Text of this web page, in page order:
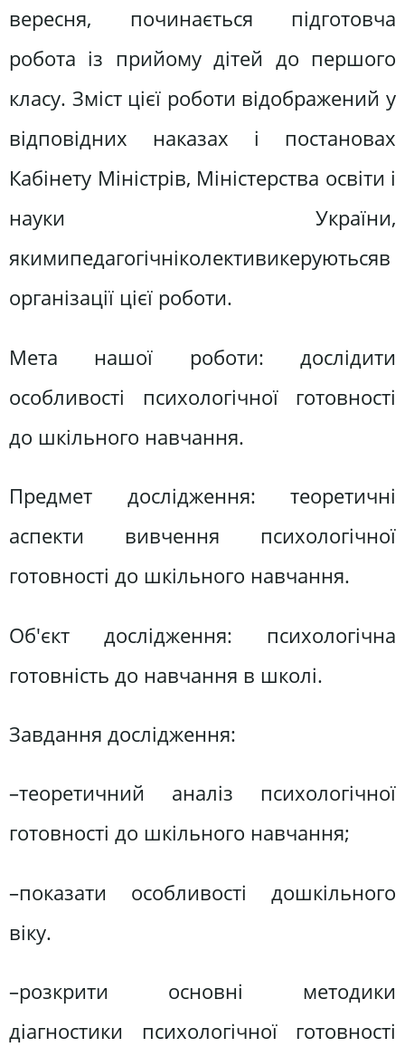
вересня, починається підготовча
робота із прийому дітей до першого
класу. Зміст цієї роботи відображений у
відповідних наказах і постановах
Кабінету Міністрів, Міністерства освіти і
науки України,
якимипедагогічніколективикеруютьсяв
організації цієї роботи.
Мета нашої роботи: дослідити
особливості психологічної готовності
до шкільного навчання.
Предмет дослідження: теоретичні
аспекти вивчення психологічної
готовності до шкільного навчання.
Об'єкт дослідження: психологічна
готовність до навчання в школі.
Завдання дослідження:
–теоретичний аналіз психологічної
готовності до шкільного навчання;
–показати особливості дошкільного
віку.
–розкрити основні методики
діагностики психологічної готовності